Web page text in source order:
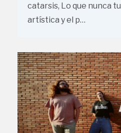
catarsis, Lo que nunca
artística y el p…